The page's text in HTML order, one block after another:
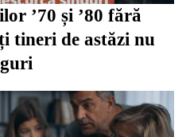
’70 și ’80 fără
tineri de astăzi nu